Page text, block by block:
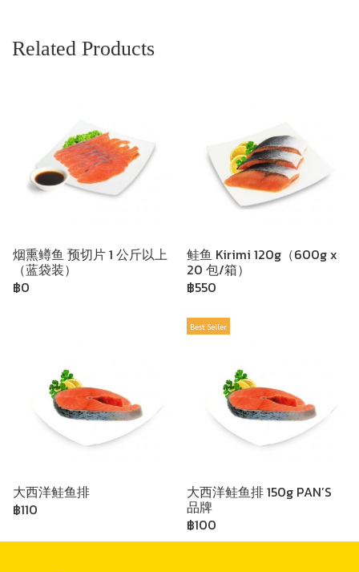
Related Products
烟熏鳟鱼 预切片 1 公斤以上
（蓝袋装）
฿0
鲑鱼 Kirimi 120g（600g x
20 包/箱）
฿550
大西洋鲑鱼排
฿110
Best Seller
大西洋鲑鱼排 150g PAN’S
品牌
฿100